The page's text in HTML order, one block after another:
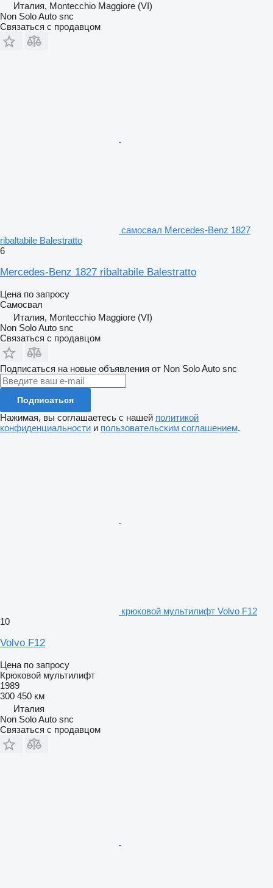
Италия, Montecchio Maggiore (VI)
Non Solo Auto snc
Связаться с продавцом
самосвал Mercedes-Benz 1827
ribaltabile Balestratto
6
Mercedes-Benz 1827 ribaltabile Balestratto
Цена по запросу
Самосвал
Италия, Montecchio Maggiore (VI)
Non Solo Auto snc
Связаться с продавцом
Подписаться на новые объявления от Non Solo Auto snc
Подписаться
Нажимая, вы соглашаетесь с нашей политикой
конфиденциальности и пользовательским соглашением.
крюковой мультилифт Volvo F12
10
Volvo F12
Цена по запросу
Крюковой мультилифт
1989
300 450 км
Италия
Non Solo Auto snc
Связаться с продавцом